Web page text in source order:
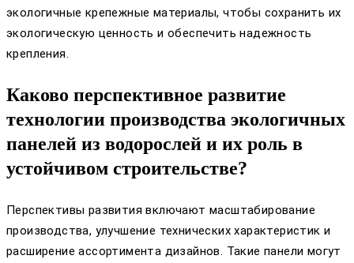
экологичные крепежные материалы, чтобы сохранить их
экологическую ценность и обеспечить надежность
крепления.
Каково перспективное развитие
технологии производства экологичных
панелей из водорослей и их роль в
устойчивом строительстве?
Перспективы развития включают масштабирование
производства, улучшение технических характеристик и
расширение ассортимента дизайнов. Такие панели могут